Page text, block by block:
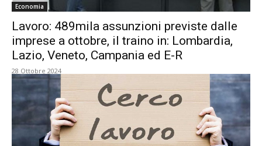
Economia
Lavoro: 489mila assunzioni previste dalle
imprese a ottobre, il traino in: Lombardia,
Lazio, Veneto, Campania ed E-R
28 Ottobre 2024